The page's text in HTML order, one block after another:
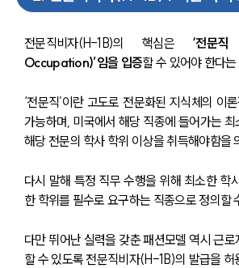
전문직비자(H-1B)의 핵심은 ‘전문직
Occupation)’임을 입증할 수 있어야 한다는
‘전문직’이란 고도로 전문화된 지식체의 이
가능하며, 미국에서 해당 직종에 들어가는
해당 전문의 학사 학위 이상을 취득해야함을
다시 말해 특정 직무 수행을 위해 최소한 학
한 학위를 필수로 요구하는 직종으로 정의할
다만 뛰어난 실력을 갖춘 패션모델 역시 근
할 수 있도록 전문직비자(H-1B)의 발급을 허